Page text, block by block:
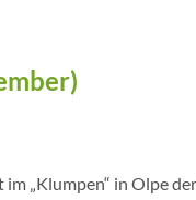
„Klumpen“ in Olpe